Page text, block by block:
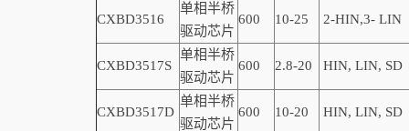
CXBD3516
单相半桥
驱动芯片
600 10-25 2-HIN,3- LIN
CXBD3517S
单相半桥
驱动芯片
600 2.8-20 HIN, LIN, SD
CXBD3517D
单相半桥
驱动芯片
600 10-20 HIN, LIN, SD